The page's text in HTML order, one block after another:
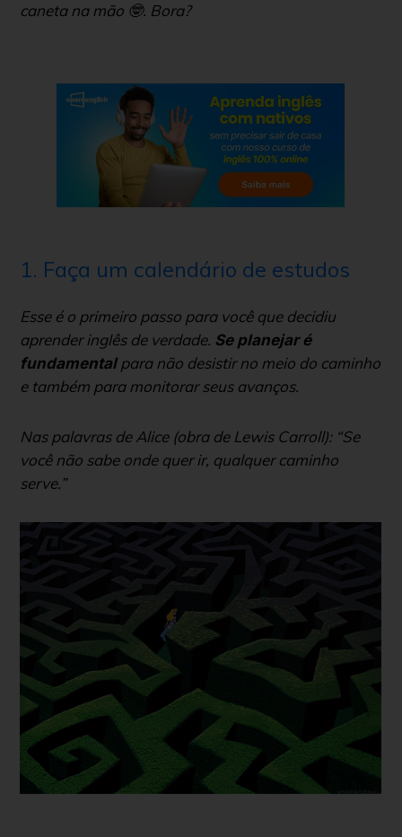
caneta na mão 🤓. Bora?
1. Faça um calendário de estudos
Esse é o primeiro passo para você que decidiu
aprender inglês de verdade. Se planejar é
fundamentalpara não desistir no meio do caminho
e também para monitorar seus avanços.
Nas palavras de Alice (obra de Lewis Carroll): “Se
você não sabe onde quer ir, qualquer caminho
serve.”